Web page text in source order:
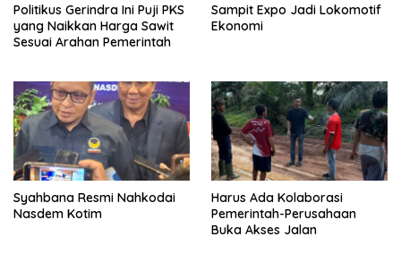
Politikus Gerindra Ini Puji PKS
yang Naikkan Harga Sawit
Sesuai Arahan Pemerintah
Sampit Expo Jadi Lokomotif
Ekonomi
Syahbana Resmi Nahkodai
Nasdem Kotim
Harus Ada Kolaborasi
Pemerintah-Perusahaan
Buka Akses Jalan